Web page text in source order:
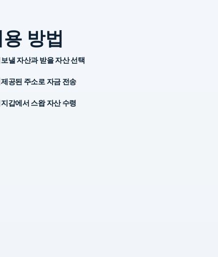
방법
보낼 자산과 받을 자산 선택
제공된 주소로 자금 전송
지갑에서 스왑 자산 수령